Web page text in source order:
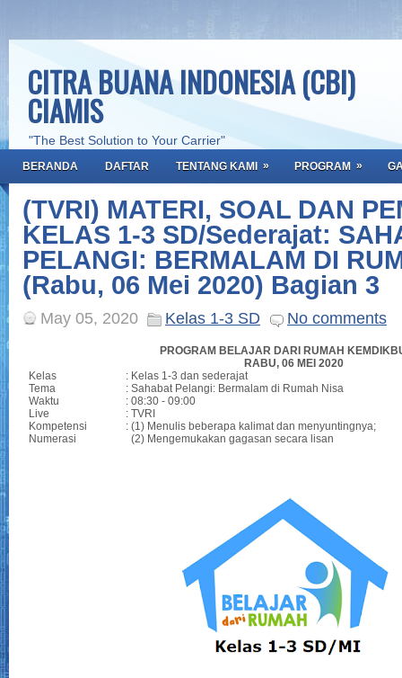
CITRA BUANA INDONESIA (CBI)
CIAMIS
"The Best Solution to Your Carrier"
BERANDA DAFTAR TENTANG KAMI » PROGRAM »
(TVRI) MATERI, SOAL DAN
KELAS 1-3 SD/Sederajat:
PELANGI: BERMALAM DI
(Rabu, 06 Mei 2020) Bagian 3
May 05, 2020 Kelas 1-3 SD No comments
PROGRAM BELAJAR DARI RUMAH
RABU, 06 MEI 2020
Kelas
: Kelas 1-3 dan sederajat
Tema
: Sahabat Pelangi: Bermalam di Rumah Nisa
Waktu
: 08:30 - 09:00
Live
: TVRI
Kompetensi
Numerasi
: (1) Menulis beberapa kalimat dan menyuntingnya;
(2) Mengemukakan gagasan secara lisan